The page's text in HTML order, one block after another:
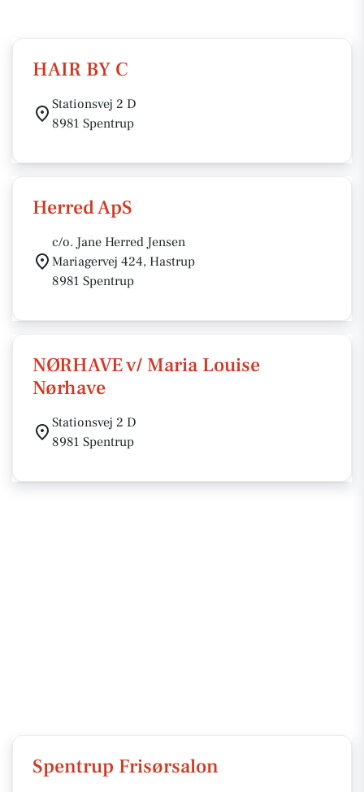
HAIR BY C
Stationsvej 2 D
8981 Spentrup
Herred ApS
c/o. Jane Herred Jensen
Mariagervej 424, Hastrup
8981 Spentrup
NØRHAVE v/ Maria Louise
Nørhave
Stationsvej 2 D
8981 Spentrup
Spentrup Frisørsalon